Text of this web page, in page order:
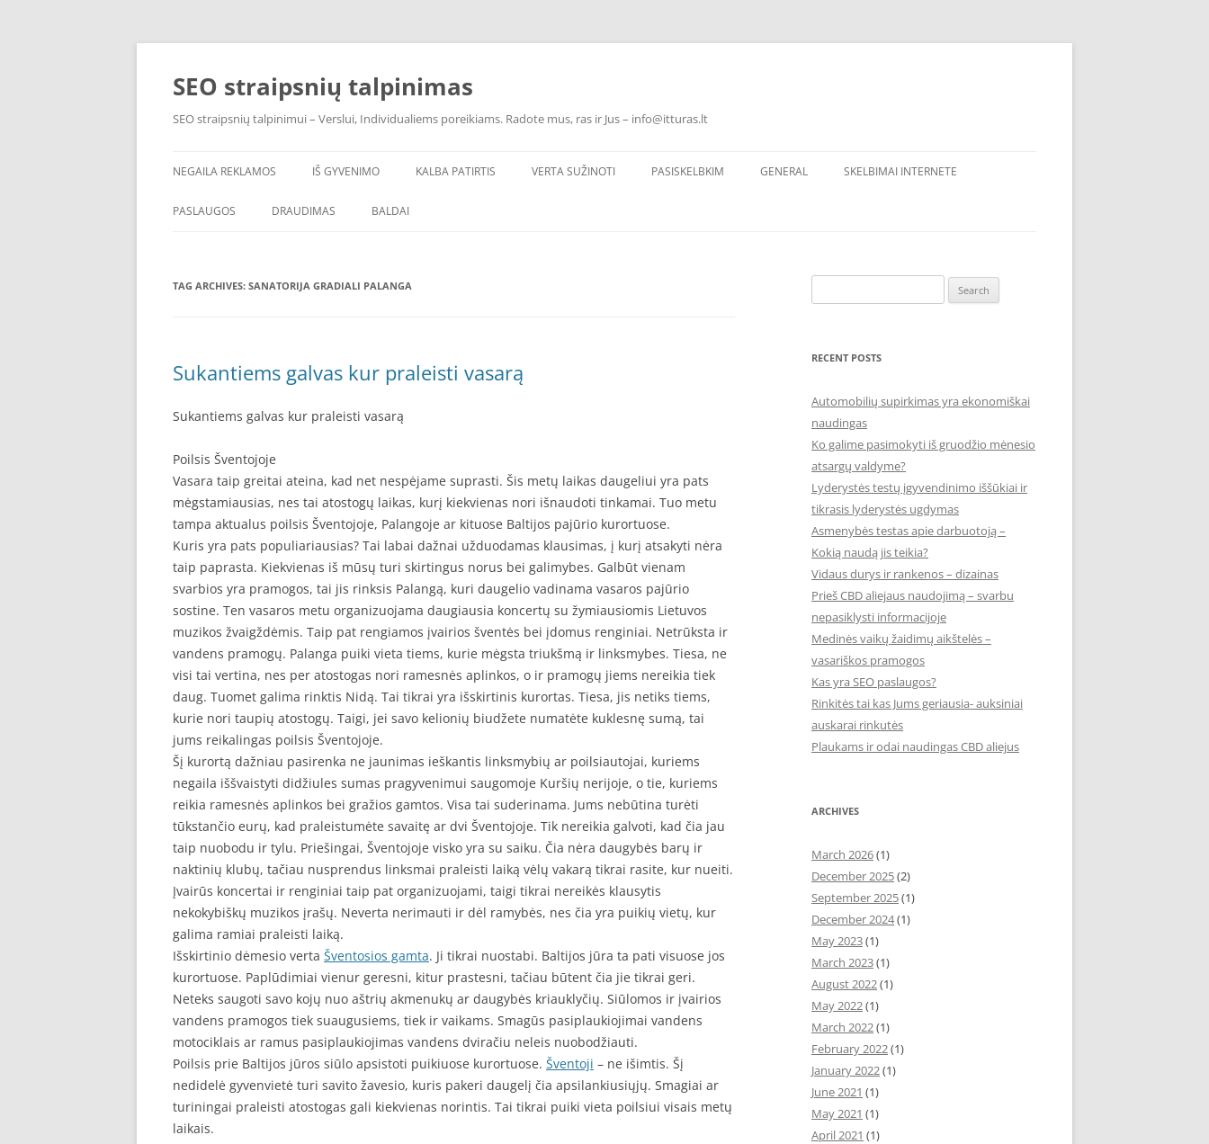
Skip
SEO straipsnių talpinimas
SEO straipsnių talpinimui – Verslui, Individualiems poreikiams. Radote mus, ras ir Jus – info@itturas.lt
NEGAILA REKLAMOS IŠ GYVENIMO KALBA PATIRTIS VERTA SUŽINOTI PASISKELBKIM GENERAL SKELBIMAI INTERNETE
PASLAUGOS DRAUDIMAS BALDAI
TAG ARCHIVES: SANATORIJA GRADIALI PALANGA
Sukantiems galvas kur praleisti vasarą
Sukantiems galvas kur praleisti vasarą
Poilsis Šventojoje
Vasara taip greitai ateina, kad net nespėjame suprasti. Šis metų laikas daugeliui yra pats
mėgstamiausias, nes tai atostogų laikas, kurį kiekvienas nori išnaudoti tinkamai. Tuo metu
tampa aktualus poilsis Šventojoje, Palangoje ar kituose Baltijos pajūrio kurortuose.
Kuris yra pats populiariausias? Tai labai dažnai užduodamas klausimas, į kurį atsakyti nėra
taip paprasta. Kiekvienas iš mūsų turi skirtingus norus bei galimybes. Galbūt vienam
svarbios yra pramogos, tai jis rinksis Palangą, kuri daugelio vadinama vasaros pajūrio
sostine. Ten vasaros metu organizuojama daugiausia koncertų su žymiausiomis Lietuvos
muzikos žvaigždėmis. Taip pat rengiamos įvairios šventės bei įdomus renginiai. Netrūksta ir
vandens pramogų. Palanga puiki vieta tiems, kurie mėgsta triukšmą ir linksmybes. Tiesa, ne
visi tai vertina, nes per atostogas nori ramesnės aplinkos, o ir pramogų jiems nereikia tiek
daug. Tuomet galima rinktis Nidą. Tai tikrai yra išskirtinis kurortas. Tiesa, jis netiks tiems,
kurie nori taupių atostogų. Taigi, jei savo kelionių biudžete numatėte kuklesnę sumą, tai
jums reikalingas poilsis Šventojoje.
Šį kurortą dažniau pasirenka ne jaunimas ieškantis linksmybių ar poilsiautojai, kuriems
negaila iššvaistyti didžiules sumas pragyvenimui saugomoje Kuršių nerijoje, o tie, kuriems
reikia ramesnės aplinkos bei gražios gamtos. Visa tai suderinama. Jums nebūtina turėti
tūkstančio eurų, kad praleistumėte savaitę ar dvi Šventojoje. Tik nereikia galvoti, kad čia jau
taip nuobodu ir tylu. Priešingai, Šventojoje visko yra su saiku. Čia nėra daugybės barų ir
naktinių klubų, tačiau nusprendus linksmai praleisti laiką vėlų vakarą tikrai rasite, kur nueiti.
Įvairūs koncertai ir renginiai taip pat organizuojami, taigi tikrai nereikės klausytis
nekokybiškų muzikos įrašų. Neverta nerimauti ir dėl ramybės, nes čia yra puikių vietų, kur
galima ramiai praleisti laiką.
Išskirtinio dėmesio verta Šventosios gamta. Ji tikrai nuostabi. Baltijos jūra ta pati visuose jos
kurortuose. Paplūdimiai vienur geresni, kitur prastesni, tačiau būtent čia jie tikrai geri.
Neteks saugoti savo kojų nuo aštrių akmenukų ar daugybės kriauklyčių. Siūlomos ir įvairios
vandens pramogos tiek suaugusiems, tiek ir vaikams. Smagūs pasiplaukiojimai vandens
motociklais ar ramus pasiplaukiojimas vandens dviračiu neleis nuobodžiauti.
Poilsis prie Baltijos jūros siūlo apsistoti puikiuose kurortuose. Šventoji – ne išimtis. Šį
nedidelė gyvenvietė turi savito žavesio, kuris pakeri daugelį čia apsilankiusiųjų. Smagiai ar
turiningai praleisti atostogas gali kiekvienas norintis. Tai tikrai puiki vieta poilsiui visais metų
laikais.
for:
RECENT POSTS
Automobilių supirkimas yra ekonomiškai
naudingas
Ko galime pasimokyti iš gruodžio mėnesio
atsargų valdyme?
Lyderystės testų įgyvendinimo iššūkiai ir
tikrasis lyderystės ugdymas
Asmenybės testas apie darbuotoją –
Kokią naudą jis teikia?
Vidaus durys ir rankenos – dizainas
Prieš CBD aliejaus naudojimą – svarbu
nepasiklysti informacijoje
Medinės vaikų žaidimų aikštelės –
vasariškos pramogos
Kas yra SEO paslaugos?
Rinkitės tai kas Jums geriausia- auksiniai
auskarai rinkutės
Plaukams ir odai naudingas CBD aliejus
ARCHIVES
March 2026(1)
December 2025(2)
September 2025(1)
December 2024(1)
May 2023(1)
March 2023(1)
August 2022(1)
May 2022(1)
March 2022(1)
February 2022(1)
January 2022(1)
June 2021 (1)
May 2021 (1)
April 2021 (1)